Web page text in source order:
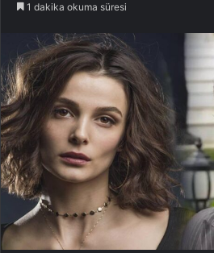
1 dakika okuma süresi